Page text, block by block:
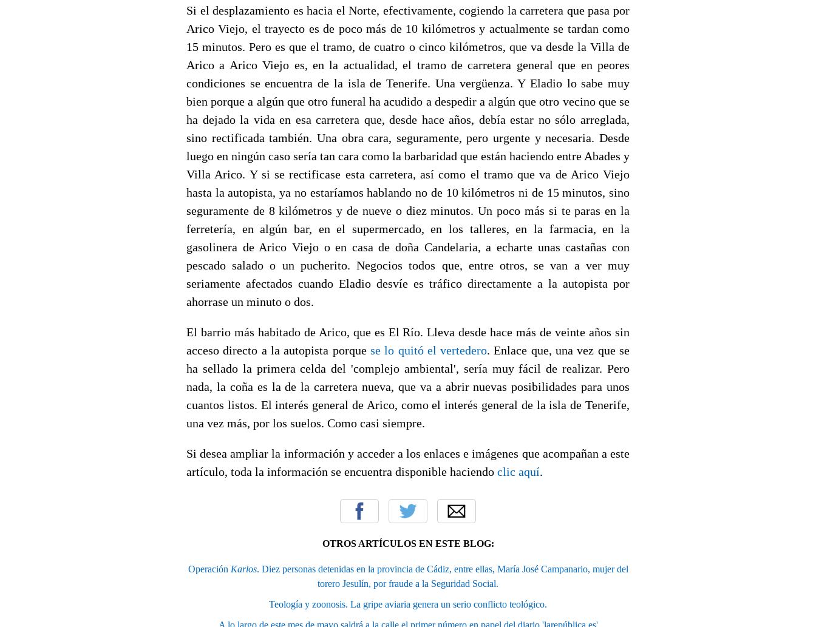
Si el desplazamiento es hacia el Norte, efectivamente, cogiendo la carretera que pasa por
Arico Viejo, el trayecto es de poco más de 10 kilómetros y actualmente se tardan como
15 minutos. Pero es que el tramo, de cuatro o cinco kilómetros, que va desde la Villa de
Arico a Arico Viejo es, en la actualidad, el tramo de carretera general que en peores
condiciones se encuentra de la isla de Tenerife. Una vergüenza. Y Eladio lo sabe muy
bien porque a algún que otro funeral ha acudido a despedir a algún que otro vecino que se
ha dejado la vida en esa carretera que, desde hace años, debía estar no sólo arreglada,
sino rectificada también. Una obra cara, seguramente, pero urgente y necesaria. Desde
luego en ningún caso sería tan cara como la barbaridad que están haciendo entre Abades y
Villa Arico. Y si se rectificase esta carretera, así como el tramo que va de Arico Viejo
hasta la autopista, ya no estaríamos hablando no de 10 kilómetros ni de 15 minutos, sino
seguramente de 8 kilómetros y de nueve o diez minutos. Un poco más si te paras en la
ferretería, en algún bar, en el supermercado, en los talleres, en la farmacia, en la
gasolinera de Arico Viejo o en casa de doña Candelaria, a echarte unas castañas con
pescado salado o un pucherito. Negocios todos que, entre otros, se van a ver muy
seriamente afectados cuando Eladio desvíe es tráfico directamente a la autopista por
ahorrase un minuto o dos.
El barrio más habitado de Arico, que es El Río. Lleva desde hace más de veinte años sin
acceso directo a la autopista porque se lo quitó el vertedero. Enlace que, una vez que se
ha sellado la primera celda del 'complejo ambiental', sería muy fácil de realizar. Pero
nada, la coña es la de la carretera nueva, que va a abrir nuevas posibilidades para unos
cuantos listos. El interés general de Arico, como el interés general de la isla de Tenerife,
una vez más, por los suelos. Como casi siempre.
Si desea ampliar la información y acceder a los enlaces e imágenes que acompañan a este
artículo, toda la información se encuentra disponible haciendo clic aquí.
OTROS ARTÍCULOS EN ESTE BLOG:
Operación Karlos. Diez personas detenidas en la provincia de Cádiz, entre ellas, María José Campanario, mujer del
torero Jesulín, por fraude a la Seguridad Social.
Teología y zoonosis. La gripe aviaria genera un serio conflicto teológico.
A lo largo de este mes de mayo saldrá a la calle el primer número en papel del diario 'larepública.es'